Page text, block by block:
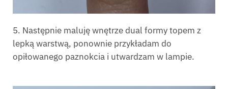
5. Następnie maluję wnętrze dual formy topem z
lepką warstwą, ponownie przykładam do
opiłowanego paznokcia i utwardzam w lampie.